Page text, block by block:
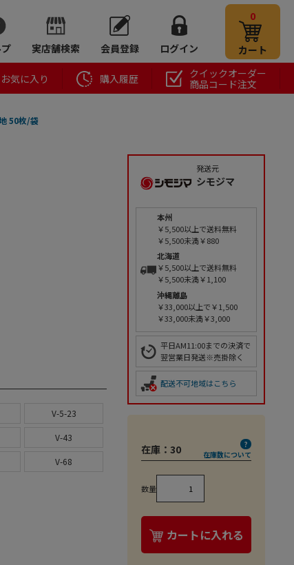
実店舗検索 会員登録 ログイン
0
カート
お気に入り 購入履歴
クイックオーダー
商品コード注文
50枚/袋
V-5-23
V-43
V-68
発送元
シモジマ
本州
￥5,500以上で送料無料
￥5,500未満￥880
北海道
￥5,500以上で送料無料
￥5,500未満￥1,100
沖縄離島
￥33,000以上で￥1,500
￥33,000未満￥3,000
平日AM11:00までの決済で
翌営業日発送※売掛除く
配送不可地域はこちら
在庫： 30 在庫数について
数量
カートに入れる